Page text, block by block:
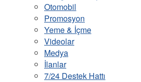
Otomobil
Promosyon
Yeme & İçme
Videolar
Medya
İlanlar
7/24 Destek Hattı